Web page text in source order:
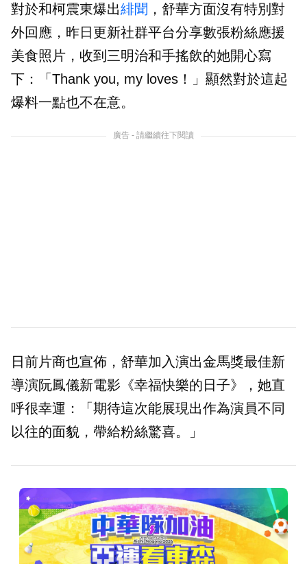
對於和柯震東爆出緋聞 ，舒華方面沒有特別對
外回應，昨日更新社群平台分享數張粉絲應援
美食照片，收到三明治和手搖飲的她開心寫
下：「Thank you, my loves！」顯然對於這起
爆料一點也不在意。
廣告 - 請繼續往下閱讀
日前片商也宣佈，舒華加入演出金馬獎最佳新
導演阮鳳儀新電影《幸福快樂的日子》，她直
呼很幸運：「期待這次能展現出作為演員不同
以往的面貌，帶給粉絲驚喜。」